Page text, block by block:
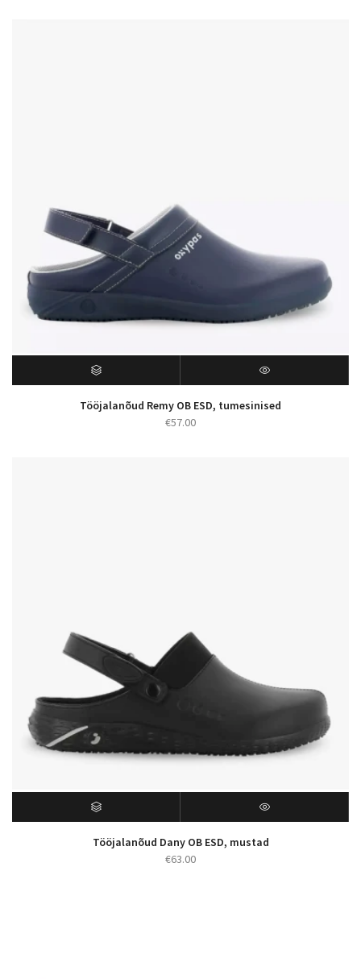
Tööjalanõud Remy OB ESD, tumesinised
€57.00
Tööjalanõud Dany OB ESD, mustad
€63.00